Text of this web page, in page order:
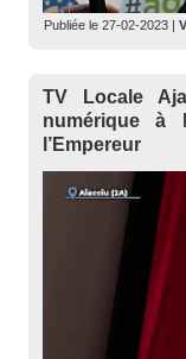
Publiée le 27-02-2023 |
TV Locale
numérique à
l’Empereur